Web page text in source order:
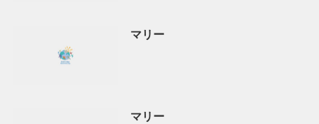
マリー
マリー